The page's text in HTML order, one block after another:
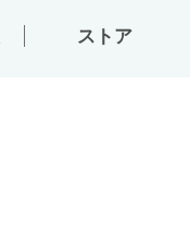
ストア